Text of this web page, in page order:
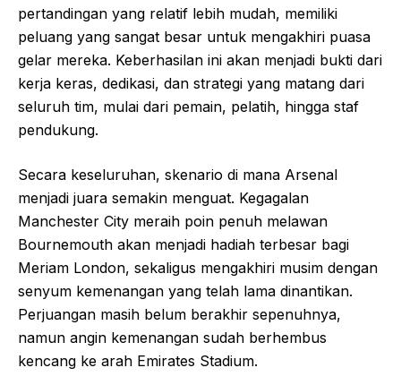
pertandingan yang relatif lebih mudah, memiliki
peluang yang sangat besar untuk mengakhiri puasa
gelar mereka. Keberhasilan ini akan menjadi bukti dari
kerja keras, dedikasi, dan strategi yang matang dari
seluruh tim, mulai dari pemain, pelatih, hingga staf
pendukung.
Secara keseluruhan, skenario di mana Arsenal
menjadi juara semakin menguat. Kegagalan
Manchester City meraih poin penuh melawan
Bournemouth akan menjadi hadiah terbesar bagi
Meriam London, sekaligus mengakhiri musim dengan
senyum kemenangan yang telah lama dinantikan.
Perjuangan masih belum berakhir sepenuhnya,
namun angin kemenangan sudah berhembus
kencang ke arah Emirates Stadium.